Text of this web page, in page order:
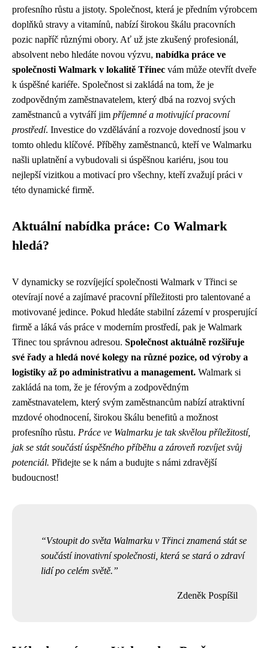
profesního růstu a jistoty. Společnost, která je předním výrobcem
doplňků stravy a vitamínů, nabízí širokou škálu pracovních
pozic napříč různými obory. Ať už jste zkušený profesionál,
absolvent nebo hledáte novou výzvu, nabídka práce ve
společnosti Walmark v lokalitě Třinec vám může otevřít dveře
k úspěšné kariéře. Společnost si zakládá na tom, že je
zodpovědným zaměstnavatelem, který dbá na rozvoj svých
zaměstnanců a vytváří jim příjemné a motivující pracovní
prostředí. Investice do vzdělávání a rozvoje dovedností jsou v
tomto ohledu klíčové. Příběhy zaměstnanců, kteří ve Walmarku
našli uplatnění a vybudovali si úspěšnou kariéru, jsou tou
nejlepší vizitkou a motivací pro všechny, kteří zvažují práci v
této dynamické firmě.
Aktuální nabídka práce: Co Walmark
hledá?
V dynamicky se rozvíjející společnosti Walmark v Třinci se
otevírají nové a zajímavé pracovní příležitosti pro talentované a
motivované jedince. Pokud hledáte stabilní zázemí v prosperující
firmě a láká vás práce v moderním prostředí, pak je Walmark
Třinec tou správnou adresou. Společnost aktuálně rozšiřuje
své řady a hledá nové kolegy na různé pozice, od výroby a
logistiky až po administrativu a management. Walmark si
zakládá na tom, že je férovým a zodpovědným
zaměstnavatelem, který svým zaměstnancům nabízí atraktivní
mzdové ohodnocení, širokou škálu benefitů a možnost
profesního růstu. Práce ve Walmarku je tak skvělou příležitostí,
jak se stát součástí úspěšného příběhu a zároveň rozvíjet svůj
potenciál. Přidejte se k nám a budujte s námi zdravější
budoucnost!
Vstoupit do světa Walmarku v Třinci znamená stát se
součástí inovativní společnosti, která se stará o zdraví
lidí po celém světě.
Zdeněk Pospíšil